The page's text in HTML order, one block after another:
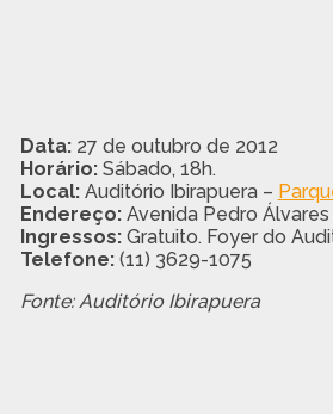
Data:27 de outubro de 2012
Horário:Sábado, 18h.
Local:Auditório Ibirapuera –
Endereço:Avenida Pedro
Ingressos:Gratuito. Foyer do
Telefone:(11) 3629-1075
Fonte: Auditório Ibirapuera